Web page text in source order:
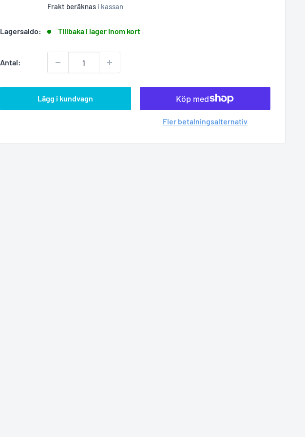
Frakt beräknas i kassan
Lagersaldo: Tillbaka i lager inom kort
Antal:
Lägg i kundvagn
Fler betalningsalternativ